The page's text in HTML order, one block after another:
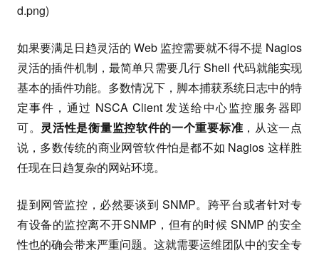
d.png)
如果要满足日趋灵活的 Web 监控需要就不得不提 Nagios
灵活的插件机制，最简单只需要几行 Shell 代码就能实现
基本的插件功能。多数情况下，脚本捕获系统日志中的特
定事件，通过 NSCA Client 发送给中心监控服务器即
可。 灵活性是衡量监控软件的一个重要标准 ，从这一点
说，多数传统的商业网管软件怕是都不如 Nagios 这样胜
任现在日趋复杂的网站环境。
提到网管监控，必然要谈到 SNMP。跨平台或者针对专
有设备的监控离不开SNMP，但有的时候 SNMP 的安全
性也的确会带来严重问题。这就需要运维团队中的安全专